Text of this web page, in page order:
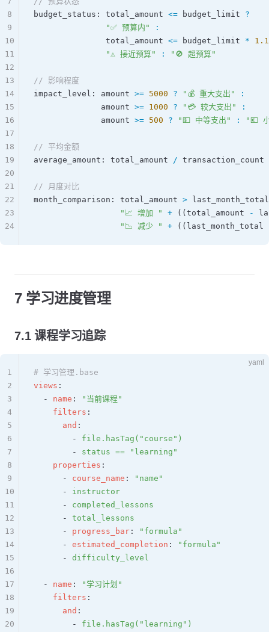
budget_status : total_amount <= budget_limit ?
               "✅ 预算内"
:
               total_amount
<= budget_limit * 1.1
               "⚠️ 接近预算"
: "🚫 超预算"
// 影响程度
impact_level : amount >= 5000 ? "💰 重大支出"
:
              amount
>= 1000 ? "💳 较大支出"
:
              amount
>= 500 ? "💵 中等支出" : "💶
// 平均金额
average_amount : total_amount / transaction_count
// 月度对比
month_comparison : total_amount > last_month_total
                  "📈 增加 "
+ (( total_amount -
                  "📉 减少 "
+ (( last_month_total
8
9
10
11
12
13
14
15
16
17
18
19
20
21
22
23
24
7 学习进度管理
7.1 课程学习追踪
yaml
# 学习管理.base
views :
  -
name :
"当前课程"
    filters
:
      and
:
        -
file.hasTag("course")
        -
status == "learning"
    properties
:
      -
course_name :
"name"
      -
instructor
      -
completed_lessons
      -
total_lessons
      -
progress_bar :
"formula"
      -
estimated_completion :
"formula"
      -
difficulty_level
  -
name :
"学习计划"
    filters
:
      and
:
        -
file.hasTag("learning")
1
2
3
4
5
6
7
8
9
10
11
12
13
14
15
16
17
18
19
20